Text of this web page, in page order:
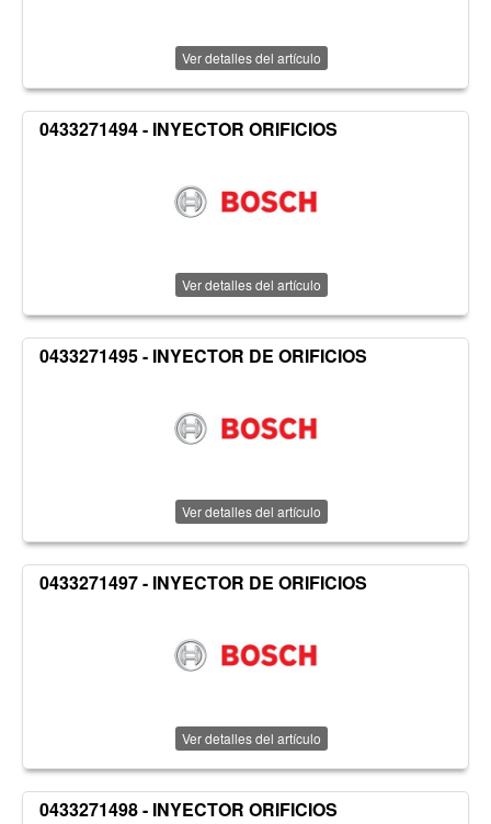
Ver detalles del artículo
0433271494 - INYECTOR ORIFICIOS
Ver detalles del artículo
0433271495 - INYECTOR DE ORIFICIOS
Ver detalles del artículo
0433271497 - INYECTOR DE ORIFICIOS
Ver detalles del artículo
0433271498 - INYECTOR ORIFICIOS